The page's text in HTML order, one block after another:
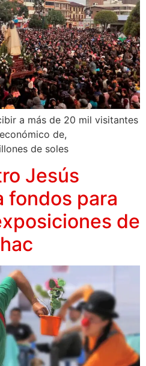
a más de 20 mil visitantes
de,
de soles
Jesús
fondos para
de